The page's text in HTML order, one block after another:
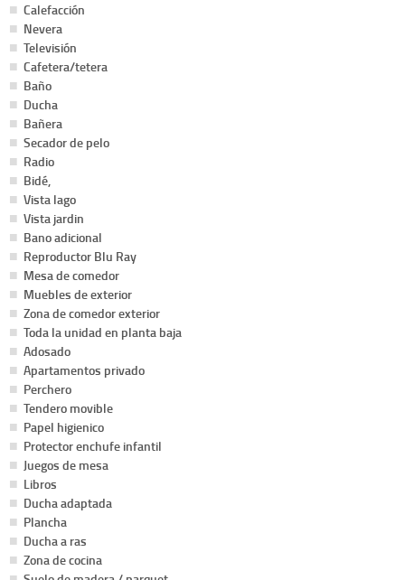
Calefacción
Nevera
Televisión
Cafetera/tetera
Baño
Ducha
Bañera
Secador de pelo
Radio
Bidé,
Vista lago
Vista jardin
Bano adicional
Reproductor Blu Ray
Mesa de comedor
Muebles de exterior
Zona de comedor exterior
Toda la unidad en planta baja
Adosado
Apartamentos privado
Perchero
Tendero movible
Papel higienico
Protector enchufe infantil
Juegos de mesa
Libros
Ducha adaptada
Plancha
Ducha a ras
Zona de cocina